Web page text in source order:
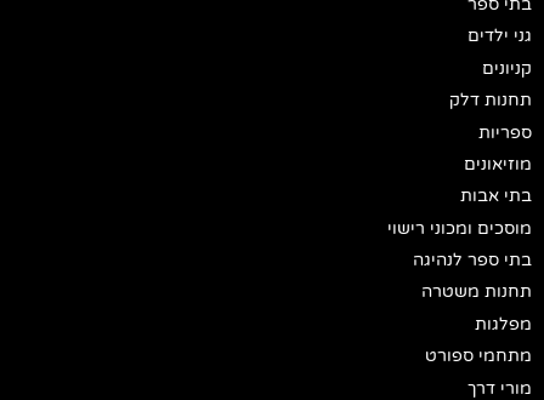
בתי ספר
גני ילדים
קניונים
תחנות דלק
ספריות
מוזיאונים
בתי אבות
מוסכים ומכוני רישוי
בתי ספר לנהיגה
תחנות משטרה
מפלגות
מתחמי ספורט
מורי דרך